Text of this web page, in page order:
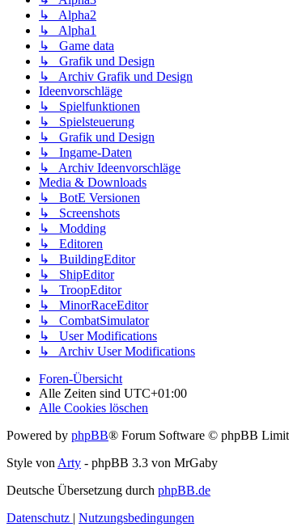
↳ Alpha2
↳ Alpha1
↳ Game data
↳ Grafik und Design
↳ Archiv Grafik und Design
Ideenvorschläge
↳ Spielfunktionen
↳ Spielsteuerung
↳ Grafik und Design
↳ Ingame-Daten
↳ Archiv Ideenvorschläge
Media & Downloads
↳ BotE Versionen
↳ Screenshots
↳ Modding
↳ Editoren
↳ BuildingEditor
↳ ShipEditor
↳ TroopEditor
↳ MinorRaceEditor
↳ CombatSimulator
↳ User Modifications
↳ Archiv User Modifications
Foren-Übersicht
Alle Zeiten sind UTC+01:00
Alle Cookies löschen
Powered by phpBB® Forum Software © phpBB
Style vonArty - phpBB 3.3 von MrGaby
Deutsche Übersetzung durch phpBB.de
Datenschutz | Nutzungsbedingungen